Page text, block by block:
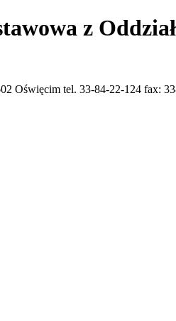
z
Oświęcim tel. 33-84-22-124 fax: